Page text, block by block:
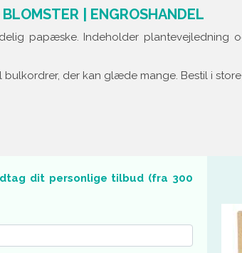
| ENGROSHANDEL
papæske. Indeholder plantevejledning
bulkordrer, der kan glæde mange. Bestil i
dit personlige tilbud (fra 300